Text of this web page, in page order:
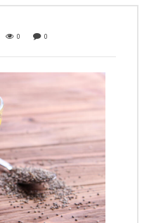
0 0